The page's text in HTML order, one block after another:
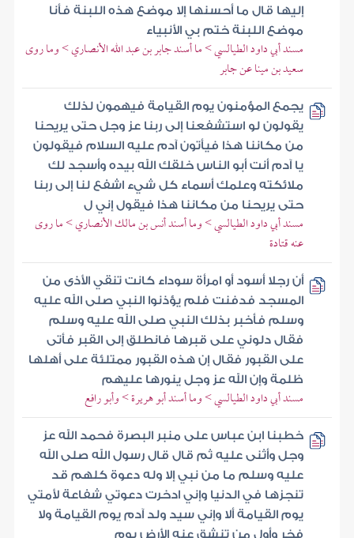
إليها قال ما أحسنها إلا موضع هذه اللبنة فأنا
موضع اللبنة ختم بي الأنبياء
مسند أبي داود الطيالسي > ما أسند جابر بن عبد الله الأنصاري > وما روى
سعيد بن مينا عن جابر
يجمع المؤمنون يوم القيامة فيهمون لذلك
يقولون لو استشفعنا إلى ربنا عز وجل حتى يريحنا
من مكاننا هذا فيأتون آدم عليه السلام فيقولون
يا آدم أنت أبو الناس خلقك الله بيده وأسجد لك
ملائكته وعلمك أسماء كل شيء اشفع لنا إلى ربنا
حتى يريحنا من مكاننا هذا فيقول إني ل
مسند أبي داود الطيالسي > وما أسند أنس بن مالك الأنصاري > ما روى
عنه قتادة
أن رجلا أسود أو امرأة سوداء كانت تنقي الأذى من
المسجد فدفنت فلم يؤذنوا النبي صلى الله عليه
وسلم فأخبر بذلك النبي صلى الله عليه وسلم
فقال دلوني على قبرها فانطلق إلى القبر فأتى
على القبور فقال إن هذه القبور ممتلئة على أهلها
ظلمة وإن الله عز وجل ينورها عليهم
مسند أبي داود الطيالسي > وما أسند أبو هريرة > وأبو رافع
خطبنا ابن عباس على منبر البصرة فحمد الله عز
وجل وأثنى عليه ثم قال قال رسول الله صلى الله
عليه وسلم ما من نبي إلا وله دعوة كلهم قد
تنجزها في الدنيا وإني ادخرت دعوتي شفاعة لأمتي
يوم القيامة ألا وإني سيد ولد آدم يوم القيامة ولا
فخر وأول من تنشق عنه الأرض يوم